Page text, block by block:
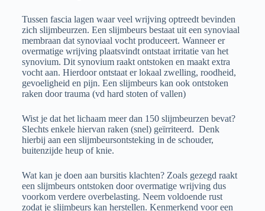
Tussen fascia lagen waar veel wrijving optreedt bevinden
zich slijmbeurzen. Een slijmbeurs bestaat uit een synoviaal
membraan dat synoviaal vocht produceert. Wanneer er
overmatige wrijving plaatsvindt ontstaat irritatie van het
synovium. Dit synovium raakt ontstoken en maakt extra
vocht aan. Hierdoor ontstaat er lokaal zwelling, roodheid,
gevoeligheid en pijn. Een slijmbeurs kan ook ontstoken
raken door trauma (vd hard stoten of vallen)
Wist je dat het lichaam meer dan 150 slijmbeurzen bevat?
Slechts enkele hiervan raken (snel) geïrriteerd. Denk
hierbij aan een slijmbeursontsteking in de schouder,
buitenzijde heup of knie.
Wat kan je doen aan bursitis klachten? Zoals gezegd raakt
een slijmbeurs ontstoken door overmatige wrijving dus
voorkom verdere overbelasting. Neem voldoende rust
zodat je slijmbeurs kan herstellen. Kenmerkend voor een